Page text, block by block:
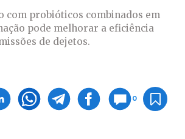
com probióticos combinados em
pode melhorar a eficiência
de dejetos.
0